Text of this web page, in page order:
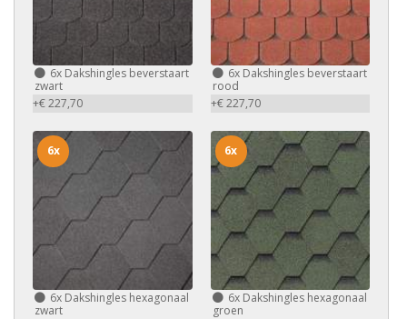
6x Dakshingles beverstaart
zwart
+€ 227,70
6xDakshingles beverstaart
rood
+€ 227,70
6x Dakshingles hexagonaal
zwart
6x
6xDakshingles hexagonaal
groen
6x